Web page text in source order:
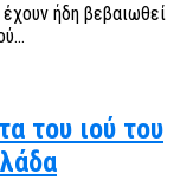
ήδη βεβαιωθεί
του ιού του